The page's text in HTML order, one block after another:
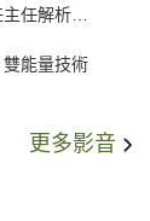
任解析支
能量技術
更多影音